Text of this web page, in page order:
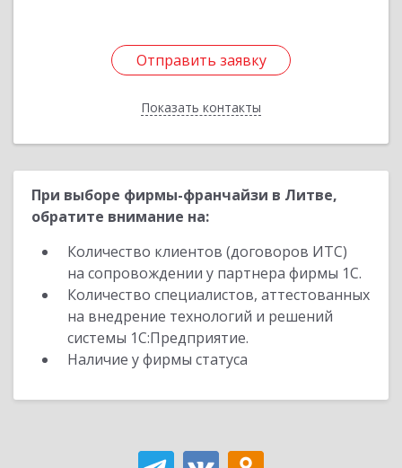
Отправить заявку
Показать контакты
Отправить заявку
Назад
При выборе фирмы-франчайзи в Литве,
обратите внимание на:
Количество клиентов (договоров ИТС)
на сопровождении у партнера фирмы 1С.
Количество специалистов, аттестованных
на внедрение технологий и решений
системы 1С:Предприятие.
Наличие у фирмы статуса